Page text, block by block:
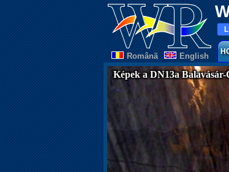
Românã English
Képek a DN13a